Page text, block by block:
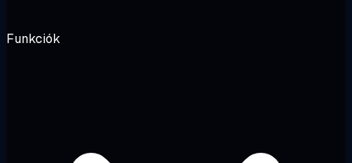
Funkciók